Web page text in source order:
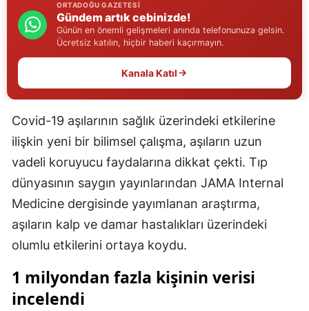
Giresun
Gümüşhane
Hakkari
Hatay
Isparta
İstanbul
İzmir
Kars
Kastamonu
ORTADOĞU GAZETESI
Gündem artık cebinizde!
Günün en önemli gelişmeleri anında telefonunuza gelsin.
Ücretsiz katılın, hiçbir haberi kaçırmayın.
Kanala Katıl
Covid-19 aşılarının sağlık üzerindeki etkilerine
ilişkin yeni bir bilimsel çalışma, aşıların uzun
vadeli koruyucu faydalarına dikkat çekti. Tıp
dünyasının saygın yayınlarından JAMA Internal
Medicine dergisinde yayımlanan araştırma,
aşıların kalp ve damar hastalıkları üzerindeki
olumlu etkilerini ortaya koydu.
1 milyondan fazla kişinin verisi
incelendi